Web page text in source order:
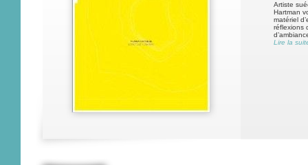
Artiste
Hartman
matériel
réflexions
Lire la